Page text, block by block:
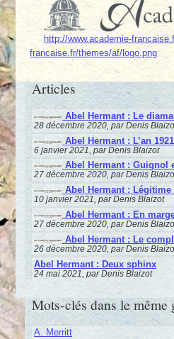
http://www.academie-
francaise.fr/themes/af/logo.png
Articles
Abel Hermant : Le
28 décembre 2020, par Denis
Abel Hermant : L’an 1921
6 janvier 2021, par Denis Blaizot
Abel Hermant : Guignol
27 décembre 2020, par Denis
Abel Hermant : Légitime
10 janvier 2021, par Denis Blaizot
Abel Hermant : En
27 décembre 2020, par Denis
Abel Hermant : Le
26 décembre 2020, par Denis
Abel Hermant : Deux sphinx
24 mai 2021, par Denis Blaizot
Mots-clés dans le même
A. Merritt